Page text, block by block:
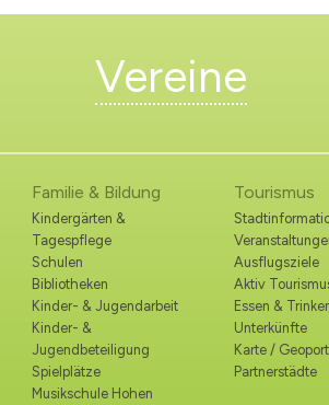
Vereine
Familie & Bildung
Kindergärten &
Tagespflege
Schulen
Bibliotheken
Kinder- & Jugendarbeit
Kinder- &
Jugendbeteiligung
Spielplätze
Musikschule Hohen
Tourismus
Ausflugsziele
Aktiv
Essen &
Unterkünfte
Karte /
Partnerstädte